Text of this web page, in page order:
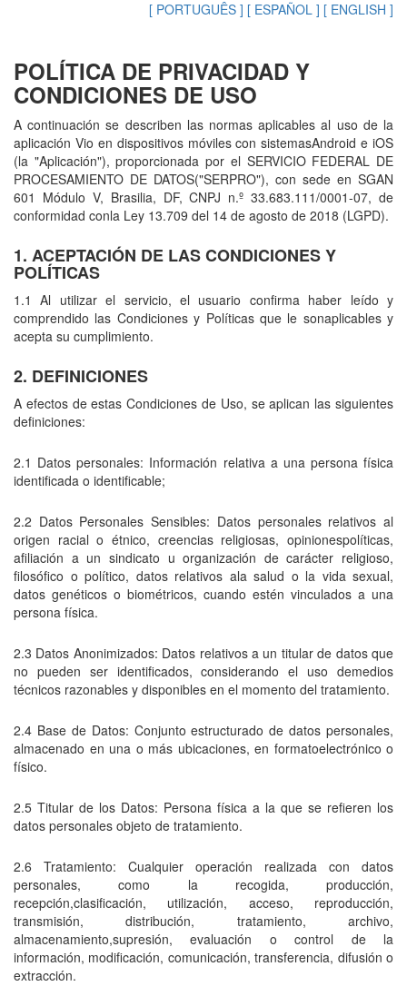
[ PORTUGUÊS ] [ ESPAÑOL ] [ ENGLISH ]
POLÍTICA DE PRIVACIDAD Y
CONDICIONES DE USO
A continuación se describen las normas aplicables al uso de la
aplicación Vio en dispositivos móviles con sistemasAndroid e iOS
(la "Aplicación"), proporcionada por el SERVICIO FEDERAL DE
PROCESAMIENTO DE DATOS("SERPRO"), con sede en SGAN
601 Módulo V, Brasilia, DF, CNPJ n.º 33.683.111/0001-07, de
conformidad conla Ley 13.709 del 14 de agosto de 2018 (LGPD).
1. ACEPTACIÓN DE LAS CONDICIONES Y
POLÍTICAS
1.1 Al utilizar el servicio, el usuario confirma haber leído y
comprendido las Condiciones y Políticas que le sonaplicables y
acepta su cumplimiento.
2. DEFINICIONES
A efectos de estas Condiciones de Uso, se aplican las siguientes
definiciones:
2.1 Datos personales: Información relativa a una persona física
identificada o identificable;
2.2 Datos Personales Sensibles: Datos personales relativos al
origen racial o étnico, creencias religiosas, opinionespolíticas,
afiliación a un sindicato u organización de carácter religioso,
filosófico o político, datos relativos ala salud o la vida sexual,
datos genéticos o biométricos, cuando estén vinculados a una
persona física.
2.3 Datos Anonimizados: Datos relativos a un titular de datos que
no pueden ser identificados, considerando el uso demedios
técnicos razonables y disponibles en el momento del tratamiento.
2.4 Base de Datos: Conjunto estructurado de datos personales,
almacenado en una o más ubicaciones, en formatoelectrónico o
físico.
2.5 Titular de los Datos: Persona física a la que se refieren los
datos personales objeto de tratamiento.
2.6 Tratamiento: Cualquier operación realizada con datos
personales, como la recogida, producción,
recepción,clasificación, utilización, acceso, reproducción,
transmisión, distribución, tratamiento, archivo,
almacenamiento,supresión, evaluación o control de la
información, modificación, comunicación, transferencia, difusión o
extracción.